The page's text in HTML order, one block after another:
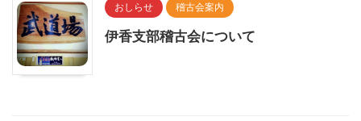
おしらせ 稽古会案内
伊香支部稽古会について